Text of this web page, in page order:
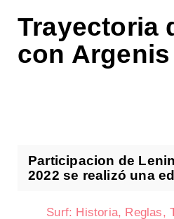
Trayectoria
con Argenis
Participacion de
2022 se realizó una
Surf: Historia, Reglas,